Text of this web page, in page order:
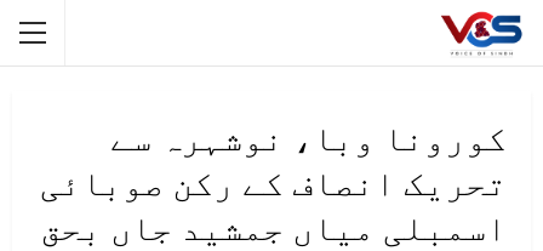
کورونا وبا، نوشہرہ سے
تحریک انصاف کے رکن صوبائی
اسمبلی میاں جمشید جاں بحق